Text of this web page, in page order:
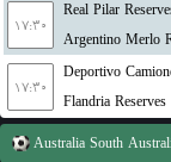
۱۷:۳۰
Real Pilar
Argentino Merlo
۱۷:۳۰
Deportivo
Flandria Reserves
Australia South